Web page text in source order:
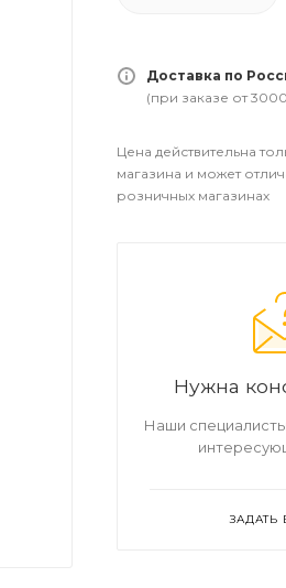
Доставка по
(при заказе от
Цена действительна
магазина и может
розничных магазинах
Нужна
Наши
ЗАДАТЬ